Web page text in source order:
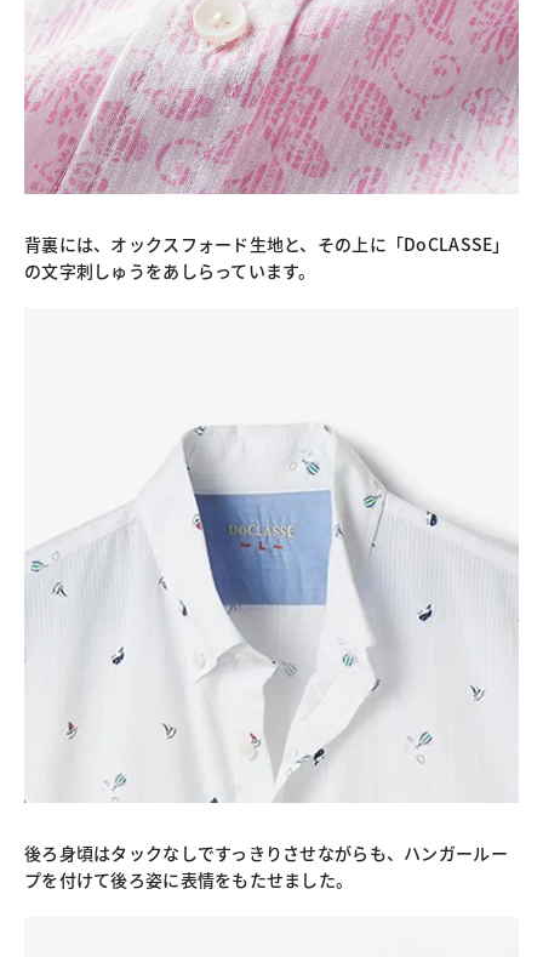
背裏には、オックスフォード生地と、その上に「DoCLASSE」
の文字刺しゅうをあしらっています。
後ろ身頃はタックなしですっきりさせながらも、ハンガールー
プを付けて後ろ姿に表情をもたせました。